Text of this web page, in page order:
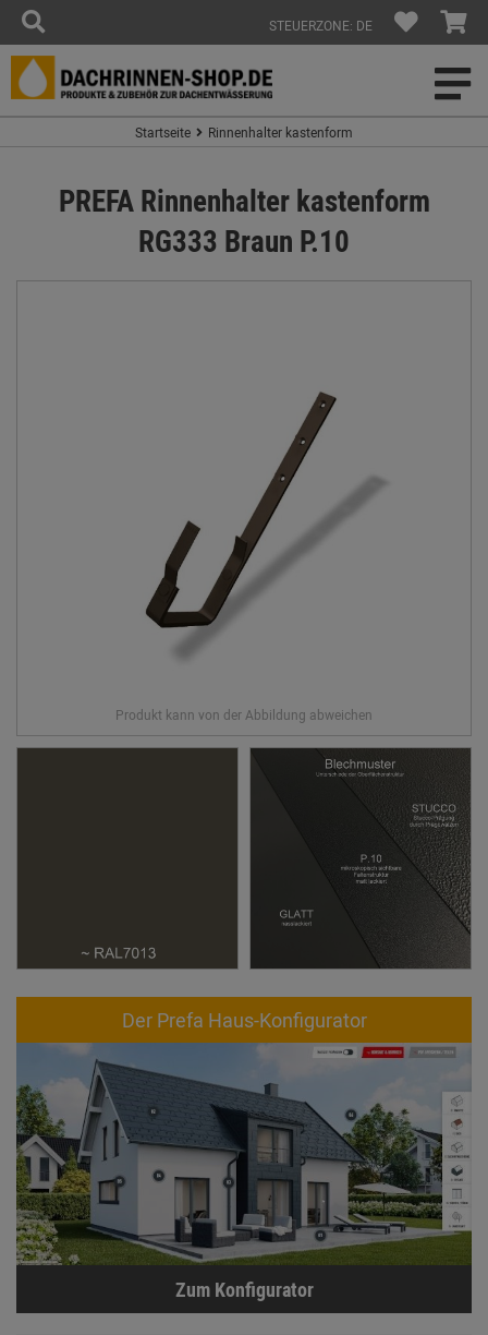
STEUERZONE: DE
Startseite Rinnenhalter kastenform
PREFA Rinnenhalter kastenform
RG333 Braun P.10
Der Prefa Haus-Konfigurator
Zum Konfigurator